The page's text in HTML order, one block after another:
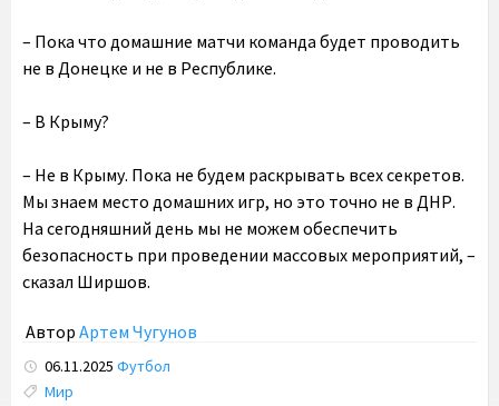
– Пока что домашние матчи команда будет проводить
не в Донецке и не в Республике.
– В Крыму?
– Не в Крыму. Пока не будем раскрывать всех секретов.
Мы знаем место домашних игр, но это точно не в ДНР.
На сегодняшний день мы не можем обеспечить
безопасность при проведении массовых мероприятий, –
сказал Ширшов.
Автор Артем Чугунов
06.11.2025 Футбол
Tags:
Мир